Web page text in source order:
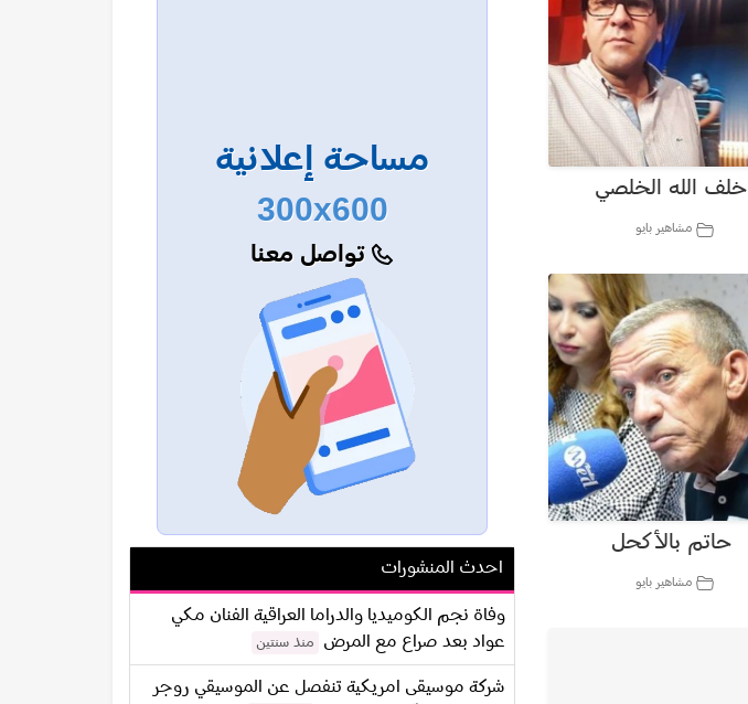
خلف الله الخلصي
مشاهير بايو
حاتم بالأكحل
مشاهير بايو
مساحة إعلانية
300x600
تواصل معنا
احدث المنشورات
وفاة نجم الكوميديا والدراما العراقية الفنان مكي
عواد بعد صراع مع المرض
منذ سنتين
شركة موسيقى امريكية تنفصل عن الموسيقي روجر